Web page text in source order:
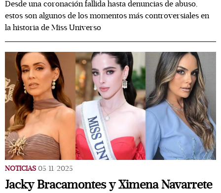
Desde una coronación fallida hasta denuncias de abuso,
estos son algunos de los momentos más controversiales en
la historia de Miss Universo
NOTICIAS 05/11/2025
Jacky Bracamontes y Ximena Navarrete